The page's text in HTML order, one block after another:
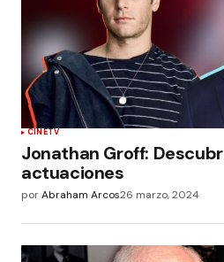
CINETV
Jonathan Groff:
actuaciones
porAbraham Arcos26 marzo, 2024